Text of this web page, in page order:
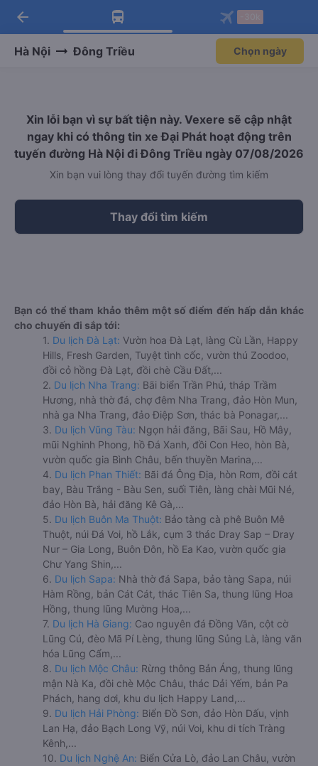
Tải app Vexere ngay!
Nhận ưu đãi thành viên độc
Mở app
Tải app Vexere
-30k/ghế khi đặt vé máy bay qua
Mở app
arrow_back
Hà Nội Đông Triều Chọn ngày
Xin lỗi bạn vì sự bất tiện này. Vexere sẽ cập nhật
ngay khi có thông tin xe Đại Phát hoạt động trên
tuyến đường Hà Nội đi Đông Triều ngày 07/08/2026
Xin bạn vui lòng thay đổi tuyến đường tìm kiếm
Thay đổi tìm kiếm
Bạn có thể tham khảo thêm một số điểm đến hấp dẫn khác
cho chuyến đi sắp tới:
1. Du lịch Đà Lạt: Vườn hoa Đà Lạt, làng Cù Lần, Happy
Hills, Fresh Garden, Tuyệt tình cốc, vườn thú Zoodoo,
đồi cỏ hồng Đà Lạt, đồi chè Cầu Đất,...
2. Du lịch Nha Trang: Bãi biển Trần Phú, tháp Trầm
Hương, nhà thờ đá, chợ đêm Nha Trang, đảo Hòn Mun,
nhà ga Nha Trang, đảo Điệp Sơn, thác bà Ponagar,...
3. Du lịch Vũng Tàu: Ngọn hải đăng, Bãi Sau, Hồ Mây,
mũi Nghinh Phong, hồ Đá Xanh, đồi Con Heo, hòn Bà,
vườn quốc gia Bình Châu, bến thuyền Marina,...
4. Du lịch Phan Thiết: Bãi đá Ông Địa, hòn Rơm, đồi cát
bay, Bàu Trắng - Bàu Sen, suối Tiên, làng chài Mũi Né,
đảo Hòn Bà, hải đăng Kê Gà,...
5. Du lịch Buôn Ma Thuột: Bảo tàng cà phê Buôn Mê
Thuột, núi Đá Voi, hồ Lắk, cụm 3 thác Dray Sap – Dray
Nur – Gia Long, Buôn Đôn, hồ Ea Kao, vườn quốc gia
Chư Yang Shin,...
6. Du lịch Sapa: Nhà thờ đá Sapa, bảo tàng Sapa, núi
Hàm Rồng, bản Cát Cát, thác Tiên Sa, thung lũng Hoa
Hồng, thung lũng Mường Hoa,...
7. Du lịch Hà Giang: Cao nguyên đá Đồng Văn, cột cờ
Lũng Cú, đèo Mã Pí Lèng, thung lũng Sủng Là, làng văn
hóa Lũng Cẩm,...
8. Du lịch Mộc Châu: Rừng thông Bản Áng, thung lũng
mận Nà Ka, đồi chè Mộc Châu, thác Dải Yếm, bản Pa
Phách, hang dơi, khu du lịch Happy Land,...
9. Du lịch Hải Phòng: Biển Đồ Sơn, đảo Hòn Dấu, vịnh
Lan Hạ, đảo Bạch Long Vỹ, núi Voi, khu di tích Tràng
Kênh,...
10. Du lịch Nghệ An: Biển Cửa Lò, đảo Lan Châu, vườn